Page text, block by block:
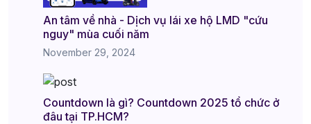
An tâm về nhà - Dịch vụ lái xe hộ LMD "cứu
nguy" mùa cuối năm
November 29, 2024
Countdown là gì? Countdown 2025 tổ chức ở
đâu tại TP.HCM?